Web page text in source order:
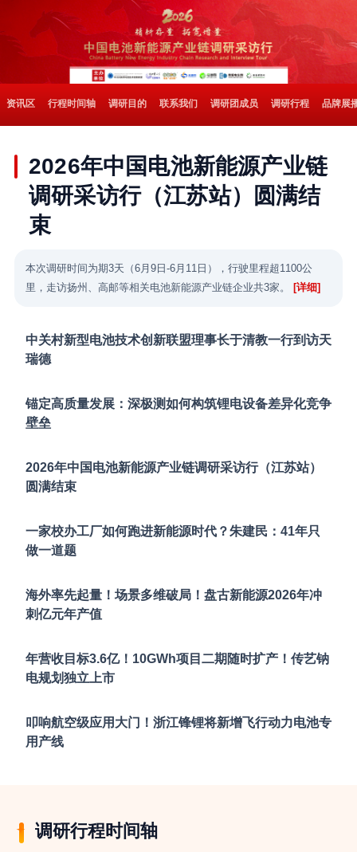
资讯区 行程时间轴 调研目的 联系我们 调研团成员 调研行程 品牌展
2026年中国电池新能源产业链
调研采访行（江苏站）圆满结
束
本次调研时间为期3天（6月9日-6月11日），行驶里程超1100公
里，走访扬州、高邮等相关电池新能源产业链企业共3家。
[详细]
中关村新型电池技术创新联盟理事长于清教一行到访天
瑞德
锚定高质量发展：深极测如何构筑锂电设备差异化竞争
壁垒
2026年中国电池新能源产业链调研采访行（江苏站）
圆满结束
一家校办工厂如何跑进新能源时代？朱建民：41年只
做一道题
海外率先起量！场景多维破局！盘古新能源2026年冲
刺亿元年产值
年营收目标3.6亿！10GWh项目二期随时扩产！传艺钠
电规划独立上市
叩响航空级应用大门！浙江锋锂将新增飞行动力电池专
用产线
调研行程时间轴